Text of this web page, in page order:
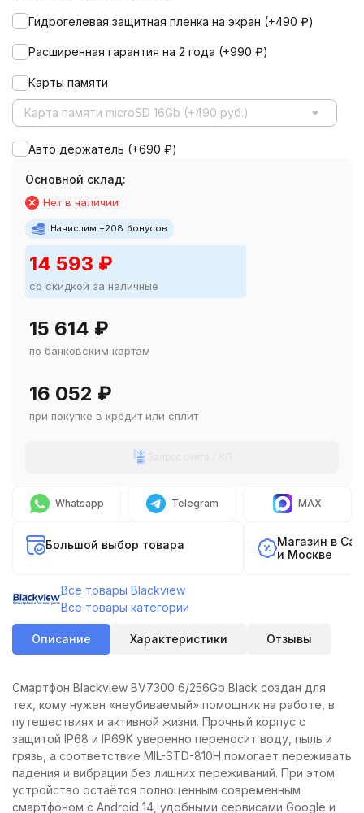
Гидрогелевая защитная пленка на экран (+490 ₽)
Расширенная гарантия на 2 года (+990 ₽)
Карты памяти
Карта памяти microSD 16Gb (+490 руб.)
Авто держатель (+690 ₽)
Основной склад:
Нет в наличии
Начислим +208 бонусов
14 593 ₽
со скидкой за наличные
15 614 ₽
по банковским картам
16 052 ₽
при покупке в кредит или сплит
Whatsapp Telegram MAX
Большой выбор товара
Магазин в
и Москве
Все товары Blackview
Все товары категории
Описание Характеристики Отзывы
Смартфон Blackview BV7300 6/256Gb Black создан для
тех, кому нужен «неубиваемый» помощник на работе, в
путешествиях и активной жизни. Прочный корпус с
защитой IP68 и IP69K уверенно переносит воду, пыль и
грязь, а соответствие MIL-STD-810H помогает переживать
падения и вибрации без лишних переживаний. При этом
устройство остаётся полноценным современным
смартфоном с Android 14, удобными сервисами Google и